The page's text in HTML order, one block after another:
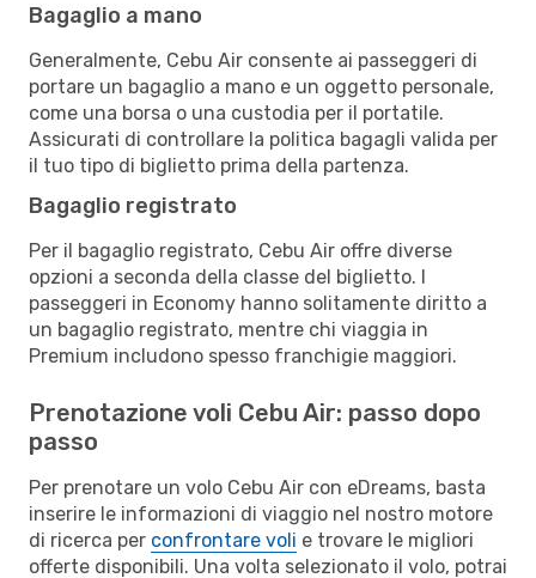
Bagaglio a mano
Generalmente, Cebu Air consente ai passeggeri di
portare un bagaglio a mano e un oggetto personale,
come una borsa o una custodia per il portatile.
Assicurati di controllare la politica bagagli valida per
il tuo tipo di biglietto prima della partenza.
Bagaglio registrato
Per il bagaglio registrato, Cebu Air offre diverse
opzioni a seconda della classe del biglietto. I
passeggeri in Economy hanno solitamente diritto a
un bagaglio registrato, mentre chi viaggia in
Premium includono spesso franchigie maggiori.
Prenotazione voli Cebu Air: passo dopo
passo
Per prenotare un volo Cebu Air con eDreams, basta
inserire le informazioni di viaggio nel nostro motore
di ricerca per confrontare voli e trovare le migliori
offerte disponibili. Una volta selezionato il volo, potrai